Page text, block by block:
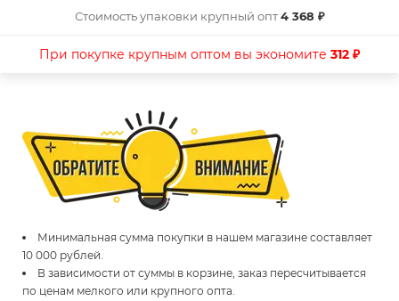
Стоимость упаковки крупный опт4 368 ₽
При покупке крупным оптом вы экономите 312 ₽
Минимальная сумма покупки в нашем магазине составляет
10 000 рублей.
В зависимости от суммы в корзине, заказ пересчитывается
по ценам мелкого или крупного опта.